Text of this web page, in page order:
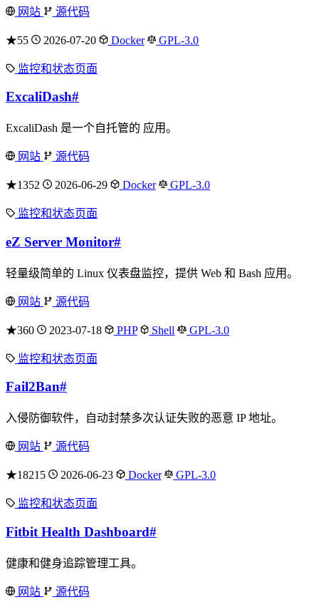
网站 源代码
★55 2026-07-20 Docker GPL-3.0
监控和状态页面
ExcaliDash#
ExcaliDash 是一个自托管的 应用。
网站 源代码
★1352 2026-06-29 Docker GPL-3.0
监控和状态页面
eZ Server Monitor#
轻量级简单的 Linux 仪表盘监控，提供 Web 和 Bash 应用。
网站 源代码
★360 2023-07-18 PHP Shell GPL-3.0
监控和状态页面
Fail2Ban#
入侵防御软件，自动封禁多次认证失败的恶意 IP 地址。
网站 源代码
★18215 2026-06-23 Docker GPL-3.0
监控和状态页面
Fitbit Health Dashboard#
健康和健身追踪管理工具。
网站 源代码